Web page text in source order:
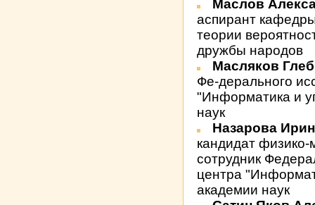
Маслов
аспирант
теории
дружбы народов
Масляков
Фе-дерального
"Информатика и
наук
Назарова
кандидат физико-
сотрудник
центра
академии наук